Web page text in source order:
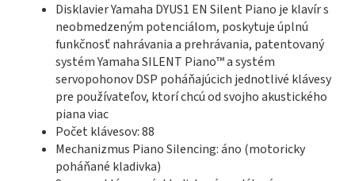
Disklavier Yamaha DYUS1 EN Silent Piano je klavír s
neobmedzeným potenciálom, poskytuje úplnú
funkčnosť nahrávania a prehrávania, patentovaný
systém Yamaha SILENT Piano™ a systém
servopohonov DSP poháňajúcich jednotlivé klávesy
pre používateľov, ktorí chcú od svojho akustického
piana viac
Počet klávesov: 88
Mechanizmus Piano Silencing: áno (motoricky
poháňané kladivka)